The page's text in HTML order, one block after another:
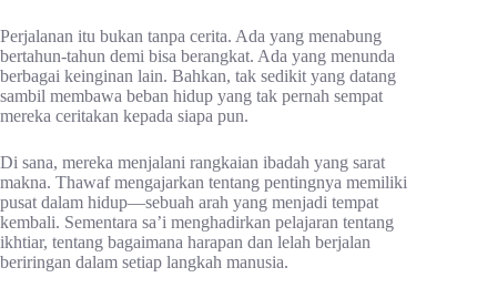
Perjalanan itu bukan tanpa cerita. Ada yang menabung
bertahun-tahun demi bisa berangkat. Ada yang menunda
berbagai keinginan lain. Bahkan, tak sedikit yang datang
sambil membawa beban hidup yang tak pernah sempat
mereka ceritakan kepada siapa pun.
Di sana, mereka menjalani rangkaian ibadah yang sarat
makna. Thawaf mengajarkan tentang pentingnya memiliki
pusat dalam hidup—sebuah arah yang menjadi tempat
kembali. Sementara sa’i menghadirkan pelajaran tentang
ikhtiar, tentang bagaimana harapan dan lelah berjalan
beriringan dalam setiap langkah manusia.